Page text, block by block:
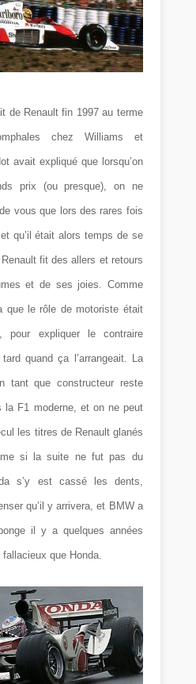
de Renault fin 1997 au terme
chez Williams et
avait expliqué que lorsqu’on
prix (ou presque), on ne
vous que lors des rares fois
qu’il était alors temps de se
fit des allers et retours
et de ses joies. Comme
que le rôle de motoriste était
pour expliquer le contraire
quand ça l’arrangeait. La
tant que constructeur reste
la F1 moderne, et on ne peut
les titres de Renault glanés
si la suite ne fut pas du
s’y est cassé les dents,
qu’il y arrivera, et BMW a
il y a quelques années
que Honda.